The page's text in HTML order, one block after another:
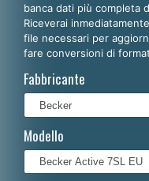
English
Español
Deutsch
Polski
banca dati più completa
Riceverai
file necessari per
fare conversioni di
Fabbricante
Modello